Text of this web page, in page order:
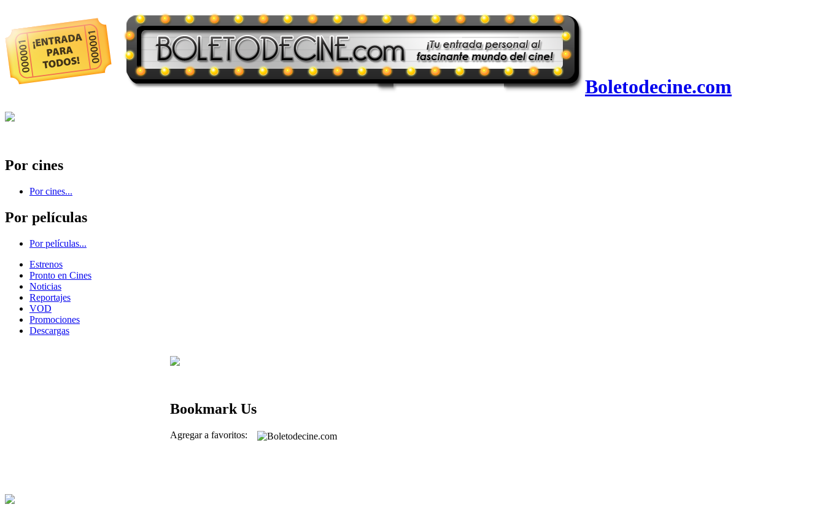
Boletodecine.com
Por cines
Por cines...
Por películas
Por películas...
Estrenos
Pronto en Cines
Noticias
Reportajes
VOD
Promociones
Descargas
Bookmark Us
Agregar a favoritos: